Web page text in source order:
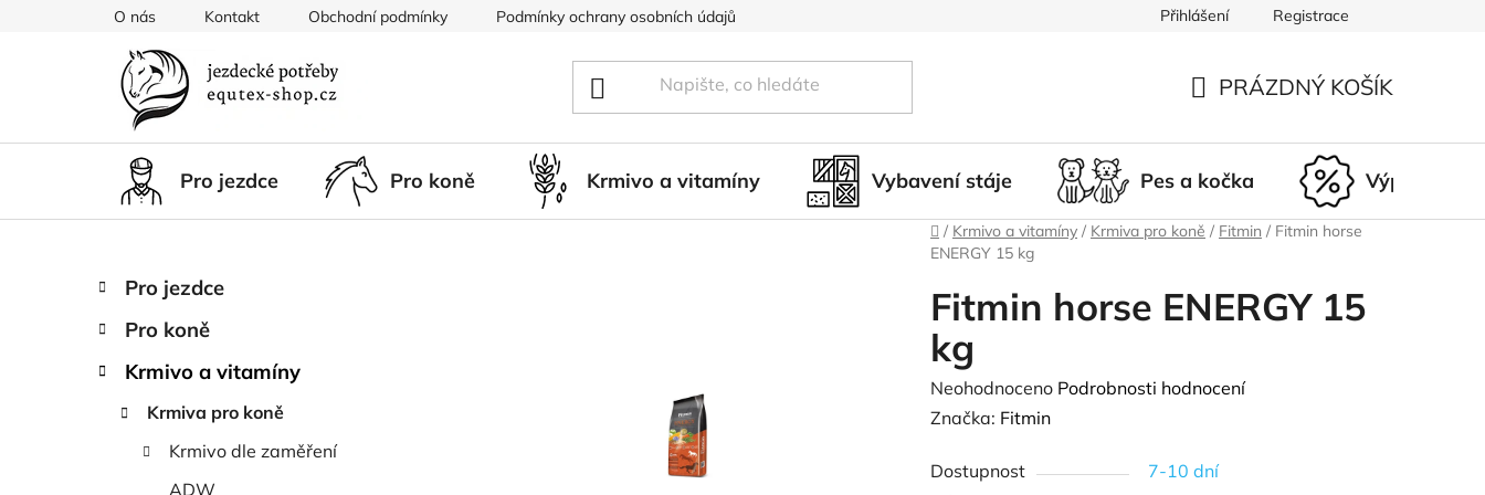
O nás Kontakt Obchodní podmínky Podmínky ochrany osobních údajů Doprava a platba Nepřevzetí zásilky
Přihlášení Registrace
KOŠÍK
PRÁZDNÝ KOŠÍK
Pro jezdce Pro koně Krmivo a vitamíny Vybavení stáje Pes a kočka Výprodej
Domů
/ Krmivo a vitamíny / Krmiva pro koně / Fitmin / Fitmin horse
ENERGY 15 kg
P
s
t
Přeskočit
kategorie
K
a
g
Pro jezdce
Pro koně
Krmivo a vitamíny
Krmiva pro koně
Krmivo dle zaměření
ADW
Fitmin horse ENERGY 15
kg
Průměrné
hodnocení
je
Neohodnoceno Podrobnosti hodnocení
Značka: Fitmin
Dostupnost
7-10 dní